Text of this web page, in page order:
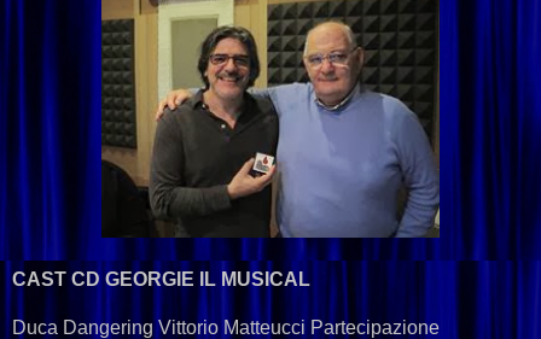
CAST CD GEORGIE IL MUSICAL
Duca Dangering Vittorio Matteucci Partecipazione